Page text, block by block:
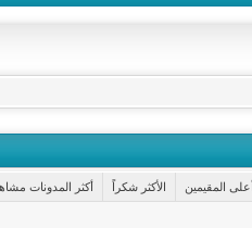
المقيمين الأكثر شكراً أكثر المدونات